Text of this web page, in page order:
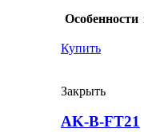
Особенности
Купить
Закрыть
AK-B-FT21